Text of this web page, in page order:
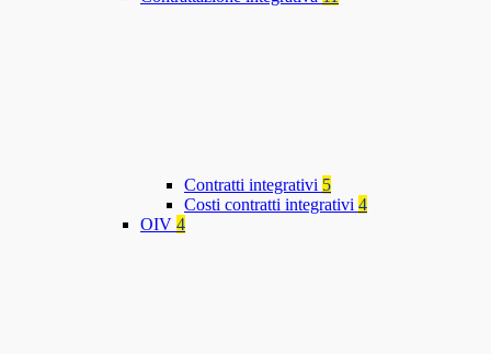
Contratti integrativi 5
Costi contratti integrativi 4
OIV 4